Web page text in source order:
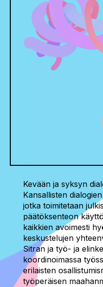
Kevään ja syksyn
Kansallisten
jotka toimitetaan
päätöksenteon
kaikkien avoimesti
keskustelujen
Sitran ja työ- ja
koordinoimassa
erilaisten
työperäisen